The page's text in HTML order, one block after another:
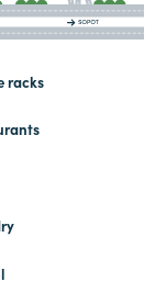
racks